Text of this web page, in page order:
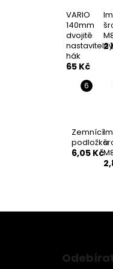
VARIO
140mm
dvojitě
nastavitelný
hák
65 Kč
2
Zemnící
podložka
6,05 Kč